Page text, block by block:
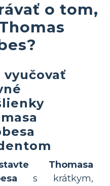
o tom,
vyučovať
Thomasa
s krátkym,